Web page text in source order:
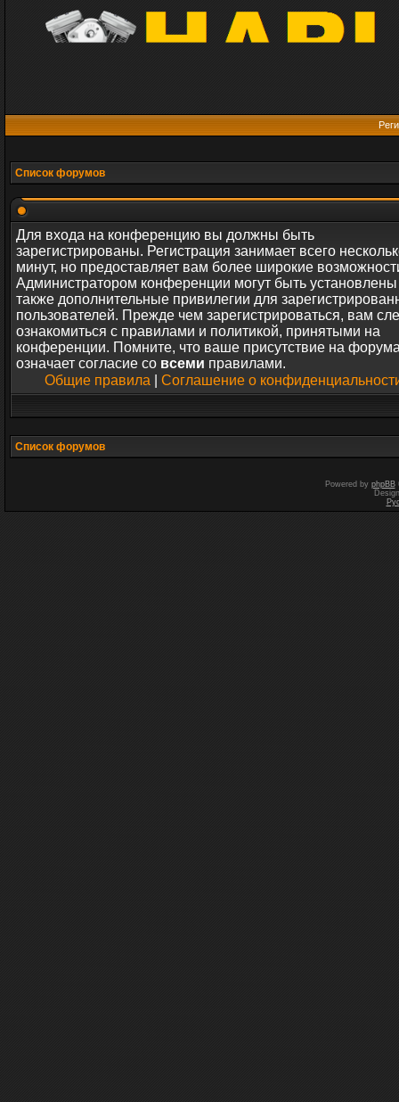
Список форумов
Для входа на конференцию вы должны быть
зарегистрированы. Регистрация занимает всего
минут, но предоставляет вам более широкие
Администратором конференции могут быть установлены
также дополнительные привилегии для
пользователей. Прежде чем зарегистрироваться, вам
ознакомиться с правилами и политикой, принятыми на
конференции. Помните, что ваше присутствие на
означает согласие со всеми правилами.
Общие правила
Соглашение о
Список форумов
Powered by phpBB